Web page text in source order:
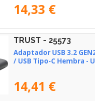
14,33 €
TRUST - 25573
Adaptador USB 3.2
/ USB Tipo-C Hembra -
14,41 €